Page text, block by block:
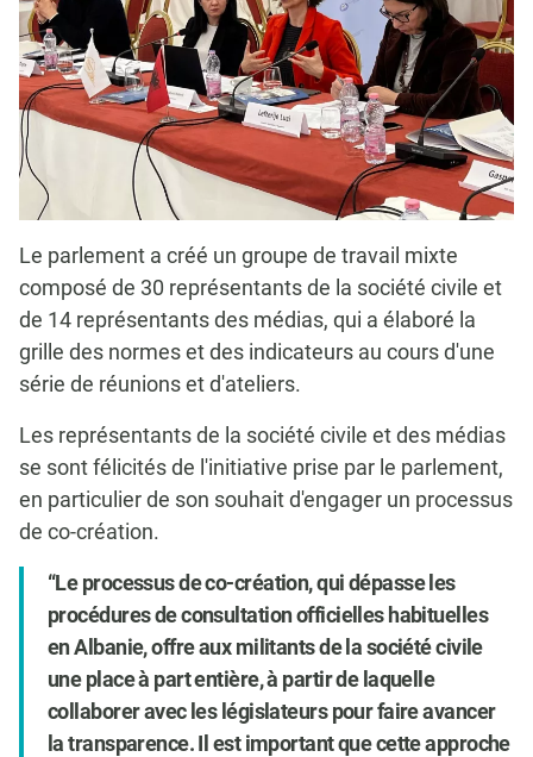
Le parlement a créé un groupe de travail mixte
composé de 30 représentants de la société civile et
de 14 représentants des médias, qui a élaboré la
grille des normes et des indicateurs au cours d'une
série de réunions et d'ateliers.
Les représentants de la société civile et des médias
se sont félicités de l'initiative prise par le parlement,
en particulier de son souhait d'engager un processus
de co-création.
Le processus de co-création, qui dépasse les
procédures de consultation officielles habituelles
en Albanie, offre aux militants de la société civile
une place à part entière, à partir de laquelle
collaborer avec les législateurs pour faire avancer
la transparence. Il est important que cette approche